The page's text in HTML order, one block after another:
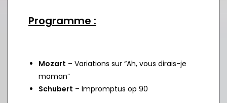
Programme :
Mozart – Variations sur “Ah, vous dirais-je
maman”
Schubert – Impromptus op 90